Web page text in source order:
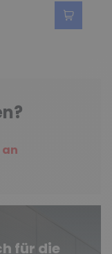
an
für die